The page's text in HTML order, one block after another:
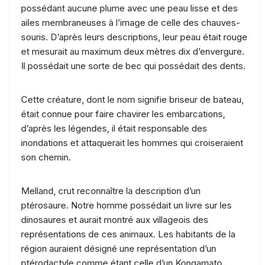
possédant aucune plume avec une peau lisse et des
ailes membraneuses à l’image de celle des chauves-
souris. D’après leurs descriptions, leur peau était rouge
et mesurait au maximum deux mètres dix d’envergure.
Il possédait une sorte de bec qui possédait des dents.
Cette créature, dont le nom signifie briseur de bateau,
était connue pour faire chavirer les embarcations,
d’après les légendes, il était responsable des
inondations et attaquerait les hommes qui croiseraient
son chemin.
Melland, crut reconnaître la description d’un
ptérosaure. Notre homme possédait un livre sur les
dinosaures et aurait montré aux villageois des
représentations de ces animaux. Les habitants de la
région auraient désigné une représentation d’un